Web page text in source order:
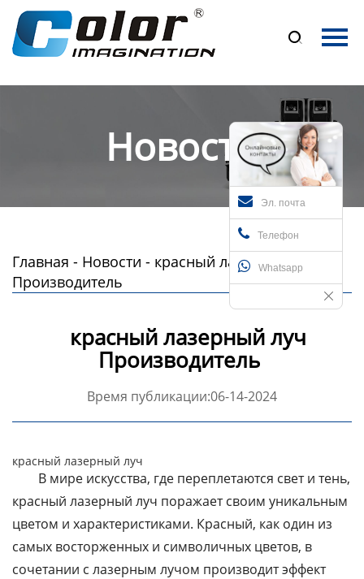

Главная
Продукция
Эл. почта
Телефон
Whatsapp
Новости
Главная - Новости - красный лазерный луч
Производитель
красный лазерный луч
Производитель
Время публикации:06-14-2024
красный лазерный луч
В мире искусства, где переплетаются свет и тень,
красный лазерный луч поражает своим уникальным
цветом и характеристиками. Красный, как один из
самых восторженных и символичных цветов, в
сочетании с лазерным лучом производит эффект